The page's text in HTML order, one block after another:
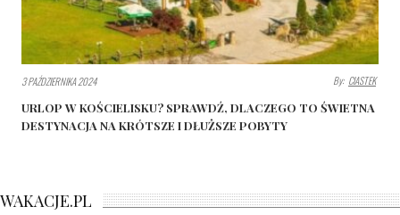
3 PAŹDZIERNIKA 2024 By: CIASTEK
URLOP W KOŚCIELISKU? SPRAWDŹ, DLACZEGO TO ŚWIETNA
DESTYNACJA NA KRÓTSZE I DŁUŻSZE POBYTY
WAKACJE.PL